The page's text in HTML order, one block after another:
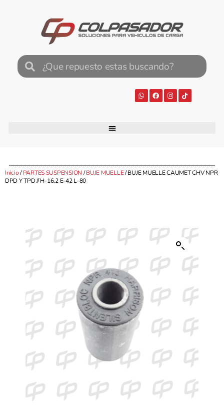
Inicio/PARTES SUSPENSION /BUJE MUELLE/ BUJE MUELLE CAUMET CHV NPR
DPD Y TPD // H-16,2 E-42 L-80